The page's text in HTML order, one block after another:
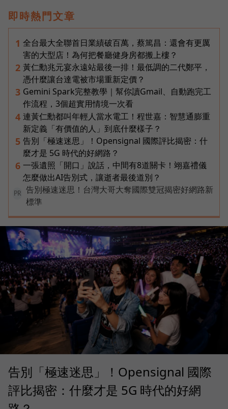
即時熱門文章
1 全台最大全聯首日業績破百萬，蔡篤昌：還會有更厲
害的大型店！為何把餐廳健身房都搬上樓？
2 黃仁勳兆元宴永遠站最後一排！最低調的二代鄭平，
憑什麼讓台達電被市場重新定價？
3 Gemini Spark完整教學｜幫你讀Gmail、自動跑完工
作流程，3個超實用情境一次看
4 連黃仁勳都叫年輕人當水電工！程世嘉：智慧通膨重
新定義「有價值的人」到底什麼樣子？
5 告別「極速迷思」！Opensignal 國際評比揭密：什
麼才是 5G 時代的好網路？
6 一張遺照「開口」說話，中間有8道關卡！翊嘉禮儀
怎麼做出AI告別式，讓逝者最後道別？
PR
告別極速迷思！台灣大哥大奪國際雙冠揭密好網路新
標準
告別「極速迷思」！Opensignal 國際
評比揭密：什麼才是 5G 時代的好網